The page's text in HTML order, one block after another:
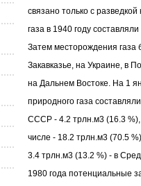
связано только с
газа в 1940 году
Затем месторождения
Закавказье, на Украине, в
на Дальнем Востоке. На 1
природного газа
СССР - 4.2 трлн.м3 (16.3 %),
числе - 18.2 трлн.м3 (70.5
3.4 трлн.м3 (13.2 %) - в
1980 года потенциальные